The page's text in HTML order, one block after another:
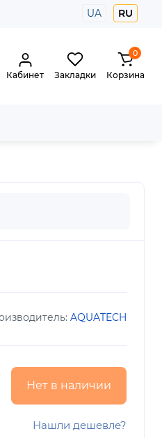
UA RU
Кабинет Закладки
0
Корзина
AQUATECH
Нет в наличии
Нашли дешевле?